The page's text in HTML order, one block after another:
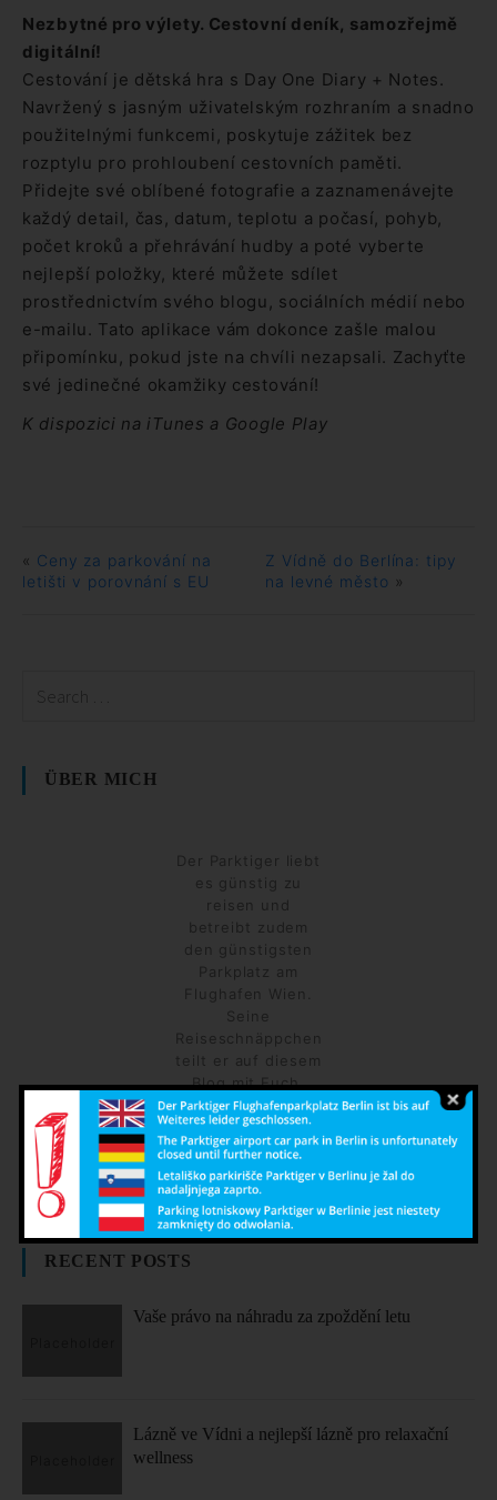
Nezbytné pro výlety. Cestovní deník, samozřejmě
digitální!
Cestování je dětská hra s Day One Diary + Notes.
Navržený s jasným uživatelským rozhraním a snadno
použitelnými funkcemi, poskytuje zážitek bez
rozptylu pro prohloubení cestovních paměti.
Přidejte své oblíbené fotografie a zaznamenávejte
každý detail, čas, datum, teplotu a počasí, pohyb,
počet kroků a přehrávání hudby a poté vyberte
nejlepší položky, které můžete sdílet
prostřednictvím svého blogu, sociálních médií nebo
e-mailu. Tato aplikace vám dokonce zašle malou
připomínku, pokud jste na chvíli nezapsali. Zachyťte
své jedinečné okamžiky cestování!
K dispozici na iTunes a Google Play
« Ceny za parkování na
letišti v porovnání s EU
Z Vídně do Berlína: tipy
na levné město »
ÜBER MICH
Der Parktiger liebt
es günstig zu
reisen und
betreibt zudem
den günstigsten
Parkplatz am
Flughafen Wien.
Seine
Reiseschnäppchen
teilt er auf diesem
Blog mit Euch.
Facebook
Twitter
Instagram
RECENT POSTS
Vaše právo na náhradu za zpoždění letu
Lázně ve Vídni a nejlepší lázně pro relaxační
wellness